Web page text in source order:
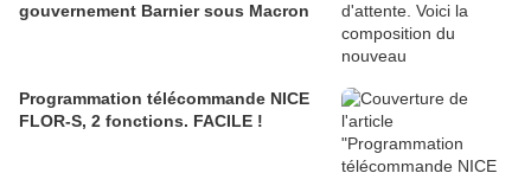
gouvernement Barnier sous Macron
Programmation télécommande NICE
FLOR-S, 2 fonctions. FACILE !